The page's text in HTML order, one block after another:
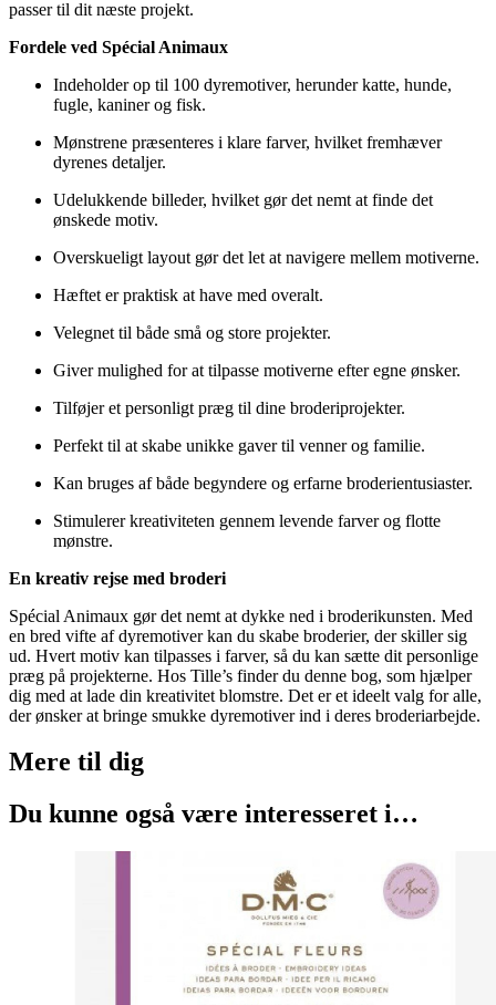
passer til dit næste projekt.
Fordele ved Spécial Animaux
Indeholder op til 100 dyremotiver, herunder katte, hunde,
fugle, kaniner og fisk.
Mønstrene præsenteres i klare farver, hvilket fremhæver
dyrenes detaljer.
Udelukkende billeder, hvilket gør det nemt at finde det
ønskede motiv.
Overskueligt layout gør det let at navigere mellem motiverne.
Hæftet er praktisk at have med overalt.
Velegnet til både små og store projekter.
Giver mulighed for at tilpasse motiverne efter egne ønsker.
Tilføjer et personligt præg til dine broderiprojekter.
Perfekt til at skabe unikke gaver til venner og familie.
Kan bruges af både begyndere og erfarne broderientusiaster.
Stimulerer kreativiteten gennem levende farver og flotte
mønstre.
En kreativ rejse med broderi
Spécial Animaux gør det nemt at dykke ned i broderikunsten. Med
en bred vifte af dyremotiver kan du skabe broderier, der skiller sig
ud. Hvert motiv kan tilpasses i farver, så du kan sætte dit personlige
præg på projekterne. Hos Tille’s finder du denne bog, som hjælper
dig med at lade din kreativitet blomstre. Det er et ideelt valg for alle,
der ønsker at bringe smukke dyremotiver ind i deres broderiarbejde.
Mere til dig
Du kunne også være interesseret i…